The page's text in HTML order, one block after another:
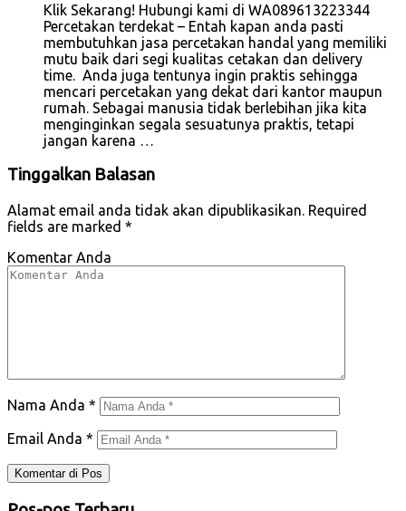
Klik Sekarang! Hubungi kami di WA089613223344
Percetakan terdekat – Entah kapan anda pasti
membutuhkan jasa percetakan handal yang memiliki
mutu baik dari segi kualitas cetakan dan delivery
time. Anda juga tentunya ingin praktis sehingga
mencari percetakan yang dekat dari kantor maupun
rumah. Sebagai manusia tidak berlebihan jika kita
menginginkan segala sesuatunya praktis, tetapi
jangan karena …
Tinggalkan Balasan
Alamat email anda tidak akan dipublikasikan. Required
fields are marked *
Komentar Anda
Nama Anda *
Email Anda *